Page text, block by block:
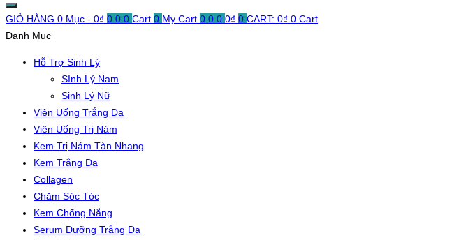
GIỎ HÀNG 0 Mục - 0₫ 0 0 0 Cart 0 My Cart 0 0 0 0₫ 0 CART: 0₫ 0 Cart
Danh Mục
Hỗ Trợ Sinh Lý
SInh Lý Nam
Sinh Lý Nữ
Viên Uống Trắng Da
Viên Uống Trị Nám
Kem Trị Nám Tàn Nhang
Kem Trắng Da
Collagen
Chăm Sóc Tóc
Kem Chống Nắng
Serum Dưỡng Trắng Da